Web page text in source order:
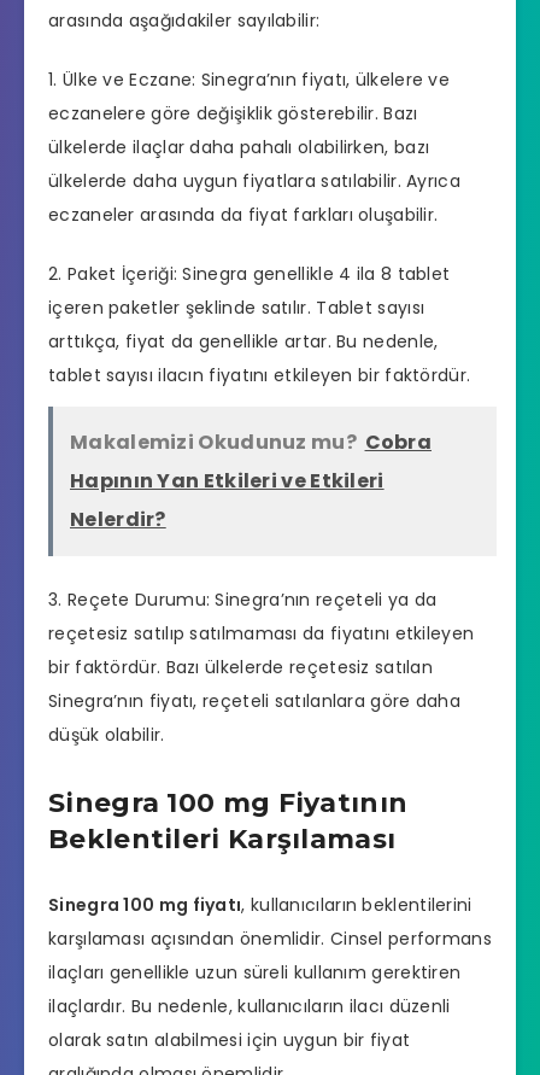
arasında aşağıdakiler sayılabilir:
1. Ülke veEczane: Sinegra’nın fiyatı, ülkelere ve
eczanelere göre değişiklik gösterebilir. Bazı
ülkelerde ilaçlar daha pahalı olabilirken, bazı
ülkelerde daha uygun fiyatlara satılabilir. Ayrıca
eczaneler arasında da fiyat farkları oluşabilir.
2. Paket İçeriği: Sinegra genellikle 4 ila 8 tablet
içeren paketler şeklinde satılır. Tablet sayısı
arttıkça, fiyat da genellikle artar. Bu nedenle,
tablet sayısı ilacın fiyatını etkileyen bir faktördür.
Makalemizi Okudunuz mu? Cobra
Hapının Yan Etkileri ve Etkileri
Nelerdir?
3. Reçete Durumu: Sinegra’nın reçeteli ya da
reçetesiz satılıp satılmaması da fiyatını etkileyen
bir faktördür. Bazı ülkelerde reçetesiz satılan
Sinegra’nın fiyatı, reçeteli satılanlara göre daha
düşük olabilir.
Sinegra 100 mg Fiyatının
Beklentileri Karşılaması
Sinegra 100 mg fiyatı, kullanıcıların beklentilerini
karşılaması açısından önemlidir. Cinsel performans
ilaçları genellikle uzun süreli kullanım gerektiren
ilaçlardır. Bu nedenle, kullanıcıların ilacı düzenli
olarak satın alabilmesi için uygun bir fiyat